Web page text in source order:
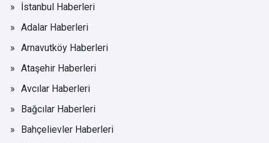
İstanbul Haberleri
Adalar Haberleri
Arnavutköy Haberleri
Ataşehir Haberleri
Avcılar Haberleri
Bağcılar Haberleri
Bahçelievler Haberleri